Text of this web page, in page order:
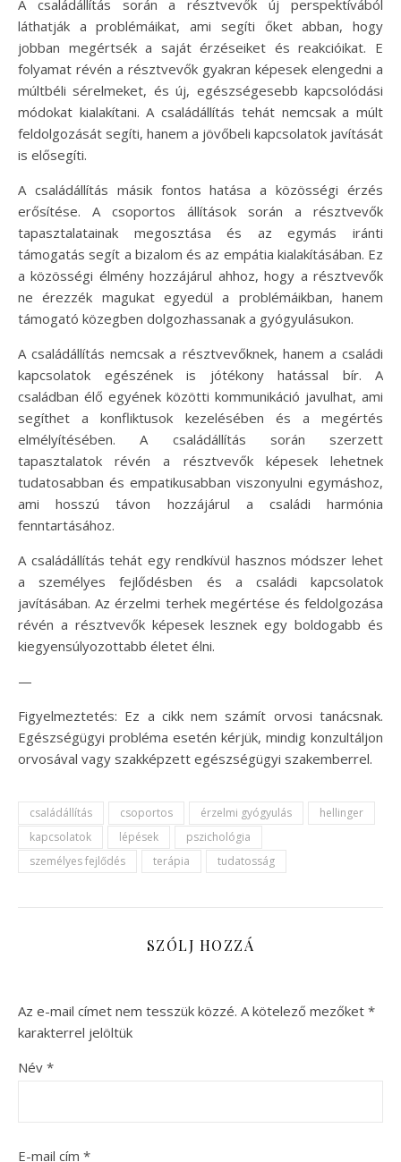
A családállítás során a résztvevők új perspektívából
láthatják a problémáikat, ami segíti őket abban, hogy
jobban megértsék a saját érzéseiket és reakcióikat. E
folyamat révén a résztvevők gyakran képesek elengedni a
múltbéli sérelmeket, és új, egészségesebb kapcsolódási
módokat kialakítani. A családállítás tehát nemcsak a múlt
feldolgozását segíti, hanem a jövőbeli kapcsolatok javítását
is elősegíti.
A családállítás másik fontos hatása a közösségi érzés
erősítése. A csoportos állítások során a résztvevők
tapasztalatainak megosztása és az egymás iránti
támogatás segít a bizalom és az empátia kialakításában. Ez
a közösségi élmény hozzájárul ahhoz, hogy a résztvevők
ne érezzék magukat egyedül a problémáikban, hanem
támogató közegben dolgozhassanak a gyógyulásukon.
A családállítás nemcsak a résztvevőknek, hanem a családi
kapcsolatok egészének is jótékony hatással bír. A
családban élő egyének közötti kommunikáció javulhat, ami
segíthet a konfliktusok kezelésében és a megértés
elmélyítésében. A családállítás során szerzett
tapasztalatok révén a résztvevők képesek lehetnek
tudatosabban és empatikusabban viszonyulni egymáshoz,
ami hosszú távon hozzájárul a családi harmónia
fenntartásához.
A családállítás tehát egy rendkívül hasznos módszer lehet
a személyes fejlődésben és a családi kapcsolatok
javításában. Az érzelmi terhek megértése és feldolgozása
révén a résztvevők képesek lesznek egy boldogabb és
kiegyensúlyozottabb életet élni.
—
Figyelmeztetés: Ez a cikk nem számít orvosi tanácsnak.
Egészségügyi probléma esetén kérjük, mindig konzultáljon
orvosával vagy szakképzett egészségügyi szakemberrel.
családállítás csoportos érzelmi gyógyulás
hellinger
kapcsolatok
lépések
pszichológia
személyes fejlődés
terápia tudatosság
SZÓLJ HOZZÁ
Az e-mail címet nem tesszük közzé. A kötelező mezőket *
karakterrel jelöltük
Név *
E-mail cím *